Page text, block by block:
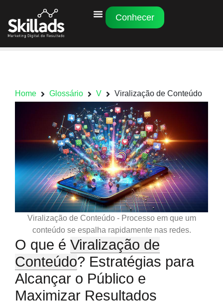
Conhecer
Home Glossário V Viralização de Conteúdo
Viralização de Conteúdo - Processo em que um
conteúdo se espalha rapidamente nas redes.
O que é Viralização de
Conteúdo? Estratégias para
Alcançar o Público e
Maximizar Resultados